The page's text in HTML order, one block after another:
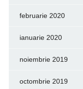
februarie 2020
ianuarie 2020
noiembrie 2019
octombrie 2019